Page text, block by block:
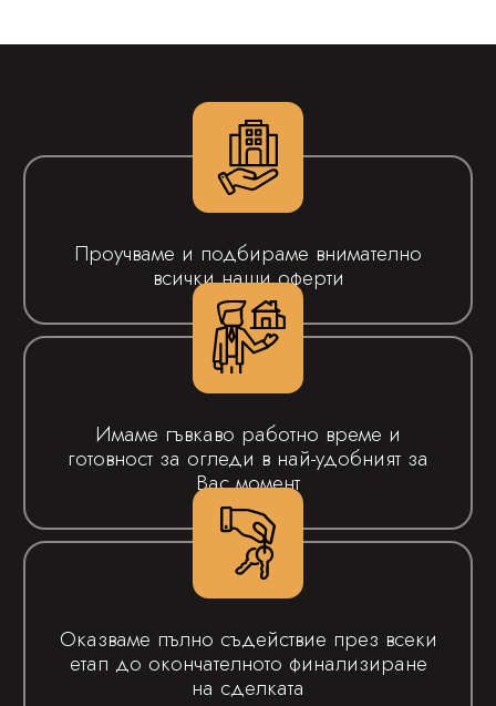
Проучваме и подбираме внимателно
всички наши оферти
Имаме гъвкаво работно време и
готовност за огледи в най-удобният за
Вас момент
Оказваме пълно съдействие през всеки
етап до окончателното финализиране
на сделката